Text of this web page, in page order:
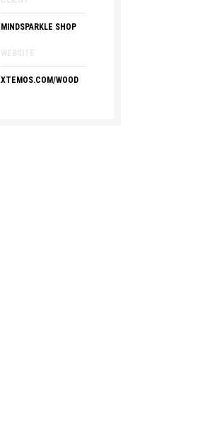
MINDSPARKLE SHOP
XTEMOS.COM/WOOD